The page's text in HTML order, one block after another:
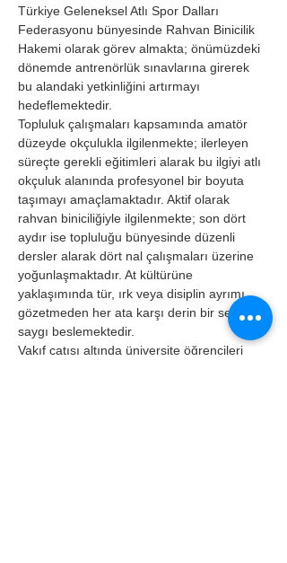
Türkiye Geleneksel Atlı Spor Dalları
Federasyonu bünyesinde Rahvan Binicilik
Hakemi olarak görev almakta; önümüzdeki
dönemde antrenörlük sınavlarına girerek
bu alandaki yetkinliğini artırmayı
hedeflemektedir.
Topluluk çalışmaları kapsamında amatör
düzeyde okçulukla ilgilenmekte; ilerleyen
süreçte gerekli eğitimleri alarak bu ilgiyi atlı
okçuluk alanında profesyonel bir boyuta
taşımayı amaçlamaktadır. Aktif olarak
rahvan biniciliğiyle ilgilenmekte; son dört
aydır ise topluluğu bünyesinde düzenli
dersler alarak dört nal çalışmaları üzerine
yoğunlaşmaktadır. At kültürüne
yaklaşımında tür, ırk veya disiplin ayrımı
gözetmeden her ata karşı derin bir sevgi ve
saygı beslemektedir.
Vakıf çatısı altında üniversite öğrencileri